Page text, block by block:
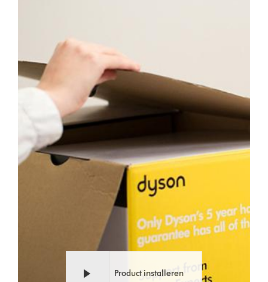
Video
Transcript
Videotranscript
openen
Product installeren